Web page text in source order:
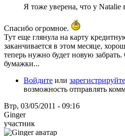
Я тоже уверена, что у Natalie
Спасибо огромное.
Тут еще глянула на карту
заканчивается в этом месяце,
теперь нужно будет новую
бумажки...
Войдите или
возможность отправлять
Втр, 03/05/2011 - 09:16
Ginger
участник